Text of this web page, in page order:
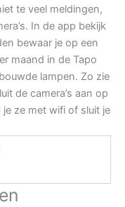
te veel meldingen,
In de app bekijk
bewaar je op een
maand in de Tapo
lampen. Zo zie
de camera’s aan op
ze met wifi of sluit je